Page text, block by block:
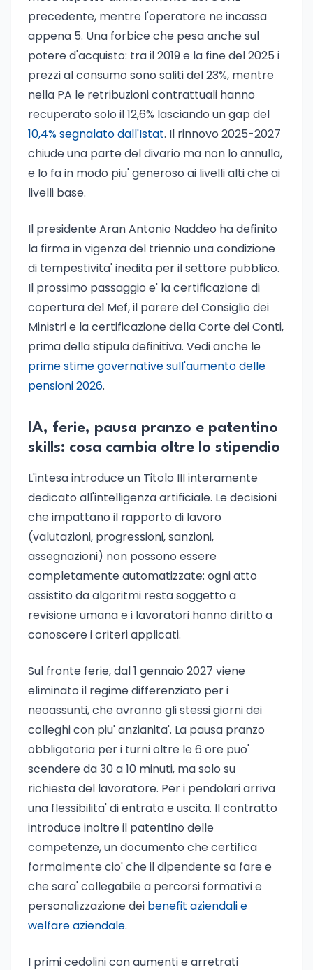
precedente, mentre l'operatore ne incassa
appena 5. Una forbice che pesa anche sul
potere d'acquisto: tra il 2019 e la fine del 2025 i
prezzi al consumo sono saliti del 23%, mentre
nella PA le retribuzioni contrattuali hanno
recuperato solo il 12,6% lasciando un gap del
10,4% segnalato dall'Istat. Il rinnovo 2025-2027
chiude una parte del divario ma non lo annulla,
e lo fa in modo piu' generoso ai livelli alti che ai
livelli base.
Il presidente Aran Antonio Naddeo ha definito
la firma in vigenza del triennio una condizione
di tempestivita' inedita per il settore pubblico.
Il prossimo passaggio e' la certificazione di
copertura del Mef, il parere del Consiglio dei
Ministri e la certificazione della Corte dei Conti,
prima della stipula definitiva. Vedi anche le
prime stime governative sull'aumento delle
pensioni 2026.
IA, ferie, pausa pranzo e patentino
skills: cosa cambia oltre lo stipendio
L'intesa introduce un Titolo III interamente
dedicato all'intelligenza artificiale. Le decisioni
che impattano il rapporto di lavoro
(valutazioni, progressioni, sanzioni,
assegnazioni) non possono essere
completamente automatizzate: ogni atto
assistito da algoritmi resta soggetto a
revisione umana e i lavoratori hanno diritto a
conoscere i criteri applicati.
Sul fronte ferie, dal 1 gennaio 2027 viene
eliminato il regime differenziato per i
neoassunti, che avranno gli stessi giorni dei
colleghi con piu' anzianita'. La pausa pranzo
obbligatoria per i turni oltre le 6 ore puo'
scendere da 30 a 10 minuti, ma solo su
richiesta del lavoratore. Per i pendolari arriva
una flessibilita' di entrata e uscita. Il contratto
introduce inoltre il patentino delle
competenze, un documento che certifica
formalmente cio' che il dipendente sa fare e
che sara' collegabile a percorsi formativi e
personalizzazione dei benefit aziendali e
welfare aziendale.
I primi cedolini con aumenti e arretrati